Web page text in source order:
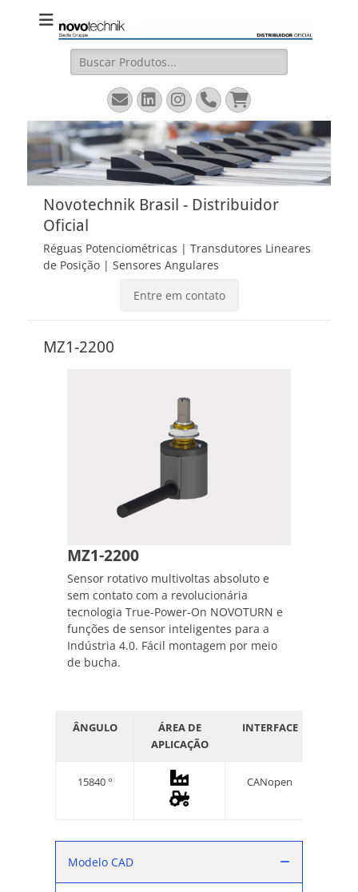
Novotechnik
Brasil
Site Oficial – Régua Potenciométrica, Transdutor Linear
Magnetostritivo, Sensores Angulares
Pesquisar
por:
EmailLinkedIn
Instagram
FoneCarrinho
Novotechnik Brasil - Distribuidor
Oficial
Réguas Potenciométricas | Transdutores Lineares
de Posição | Sensores Angulares
Entre em contato
MZ1-2200
MZ1-2200
Sensor rotativo multivoltas absoluto e
sem contato com a revolucionária
tecnologia True-Power-On NOVOTURN e
funções de sensor inteligentes para a
Indústria 4.0. Fácil montagem por meio
de bucha.
ÂNGULO
ÁREA DE
APLICAÇÃO
INTERFACE
15840 ° CANopen
Modelo CAD